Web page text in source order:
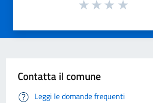
Contatta il comune
Leggi le domande frequenti